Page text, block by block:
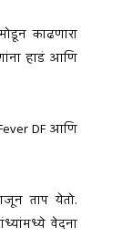
काढणारा
हाडं आणि
DF आणि
ताप येतो.
वेदना